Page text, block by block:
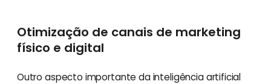
Otimização de canais de marketing
físico e digital
Outro aspecto importante da inteligência artificial